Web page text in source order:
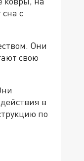
с
Они
свою
в
по